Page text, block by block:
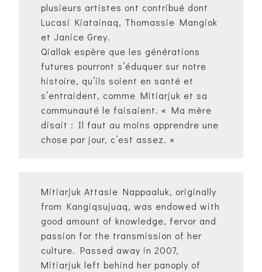
plusieurs artistes ont contribué dont
Lucasi Kiatainaq, Thomassie Mangiok
et Janice Grey.
Qiallak espère que les générations
futures pourront s’éduquer sur notre
histoire, qu’ils soient en santé et
s’entraident, comme Mitiarjuk et sa
communauté le faisaient. « Ma mère
disait : Il faut au moins apprendre une
chose par jour, c’est assez. »
Mitiarjuk Attasie Nappaaluk, originally
from Kangiqsujuaq, was endowed with
good amount of knowledge, fervor and
passion for the transmission of her
culture. Passed away in 2007,
Mitiarjuk left behind her panoply of